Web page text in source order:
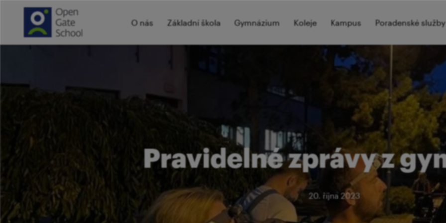
O nás Základní škola Gymnázium Koleje Kampus Poradenské služby
Pravidelné zprávy z
20. října 2023